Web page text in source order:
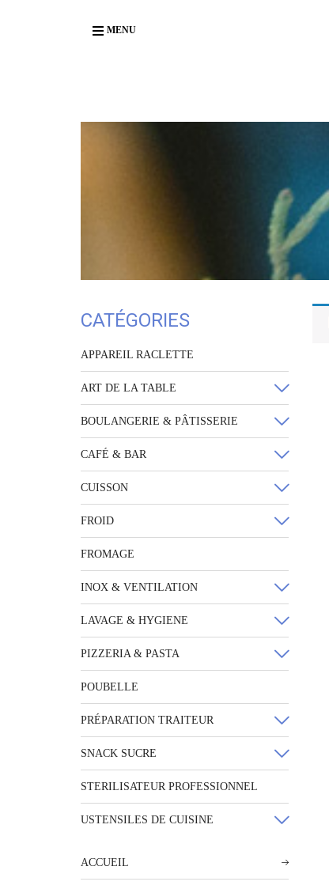
MENU
CATÉGORIES
APPAREIL RACLETTE
ART DE LA TABLE
BOULANGERIE & PÂTISSERIE
CAFÉ & BAR
CUISSON
FROID
FROMAGE
INOX & VENTILATION
LAVAGE & HYGIENE
PIZZERIA & PASTA
POUBELLE
PRÉPARATION TRAITEUR
SNACK SUCRE
STERILISATEUR PROFESSIONNEL
USTENSILES DE CUISINE
ACCUEIL